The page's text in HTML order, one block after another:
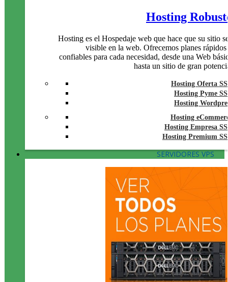
Hosting
Hosting es el Hospedaje web que hace que su sitio
visible en la web. Ofrecemos planes
confiables para cada necesidad, desde una Web
hasta un sitio de gran
Hosting Oferta
Hosting Pyme
Hosting
Hosting
Hosting Empresa
Hosting Premium
SERVIDORES VPS